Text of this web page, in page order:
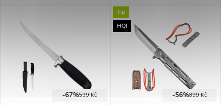
na opasek. Skvělý pomocník na
houby i do přírody.
599 Kč
-67%
Tip
HQ!
899 Kč
-56%